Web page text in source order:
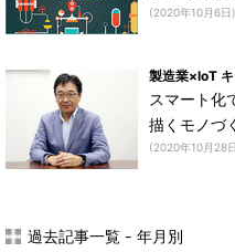
(2020年10月6日)
製造業×IoT
スマート化
描くモノづ
(2020年10月28
過去記事一覧 - 年月別